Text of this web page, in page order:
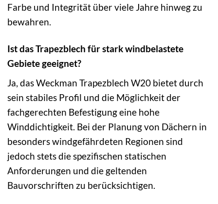
Farbe und Integrität über viele Jahre hinweg zu
bewahren.
Ist das Trapezblech für stark windbelastete
Gebiete geeignet?
Ja, das Weckman Trapezblech W20 bietet durch
sein stabiles Profil und die Möglichkeit der
fachgerechten Befestigung eine hohe
Winddichtigkeit. Bei der Planung von Dächern in
besonders windgefährdeten Regionen sind
jedoch stets die spezifischen statischen
Anforderungen und die geltenden
Bauvorschriften zu berücksichtigen.